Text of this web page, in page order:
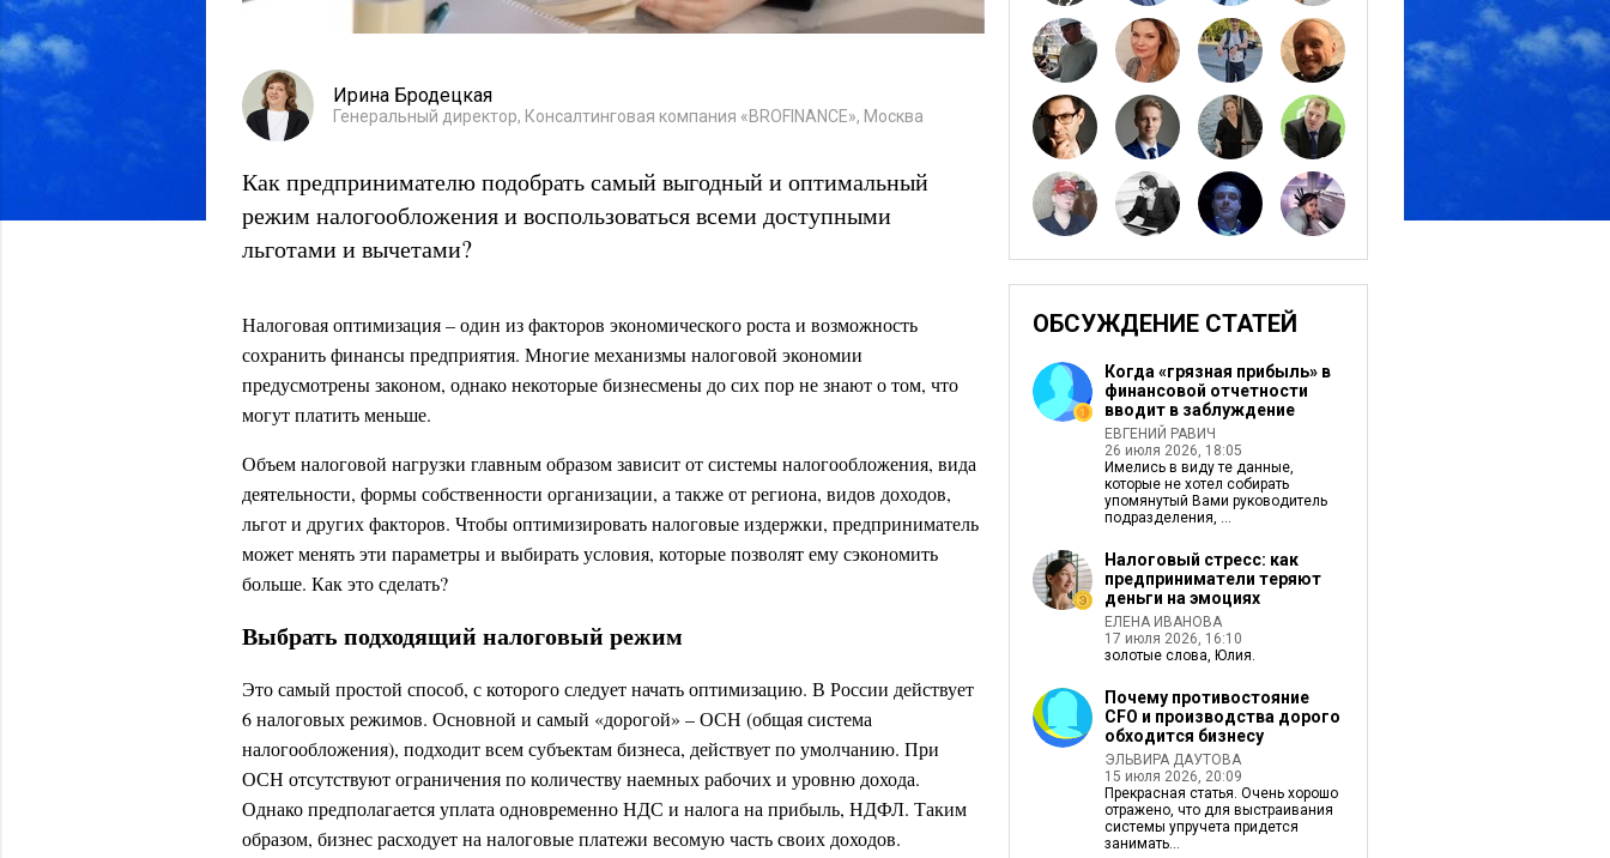
Ирина Бродецкая
Генеральный директор, Консалтинговая компания «BROFINANCE», Москва
Как предпринимателю подобрать самый выгодный и оптимальный
режим налогообложения и воспользоваться всеми доступными
льготами и вычетами?
Налоговая оптимизация – один из факторов экономического роста и возможность
сохранить финансы предприятия. Многие механизмы налоговой экономии
предусмотрены законом, однако некоторые бизнесмены до сих пор не знают о том, что
могут платить меньше.
Объем налоговой нагрузки главным образом зависит от системы налогообложения, вида
деятельности, формы собственности организации, а также от региона, видов доходов,
льгот и других факторов. Чтобы оптимизировать налоговые издержки, предприниматель
может менять эти параметры и выбирать условия, которые позволят ему сэкономить
больше. Как это сделать?
Выбрать подходящий налоговый режим
Это самый простой способ, с которого следует начать оптимизацию. В России действует
6 налоговых режимов. Основной и самый «дорогой» – ОСН (общая система
налогообложения), подходит всем субъектам бизнеса, действует по умолчанию. При
ОСН отсутствуют ограничения по количеству наемных рабочих и уровню дохода.
Однако предполагается уплата одновременно НДС и налога на прибыль, НДФЛ. Таким
образом, бизнес расходует на налоговые платежи весомую часть своих доходов.
ОБСУЖДЕНИЕ СТАТЕЙ
Когда «грязная прибыль» в
финансовой отчетности
вводит в заблуждение
ЕВГЕНИЙ РАВИЧ
26 июля 2026, 18:05
Имелись в виду те данные,
которые не хотел собирать
упомянутый Вами руководитель
подразделения, ...
Налоговый стресс: как
предприниматели теряют
деньги на эмоциях
ЕЛЕНА ИВАНОВА
17 июля 2026, 16:10
золотые слова, Юлия.
Почему противостояние
CFO и производства дорого
обходится бизнесу
ЭЛЬВИРА ДАУТОВА
15 июля 2026, 20:09
Прекрасная статья. Очень хорошо
отражено, что для выстраивания
системы упручета придется
занимать...